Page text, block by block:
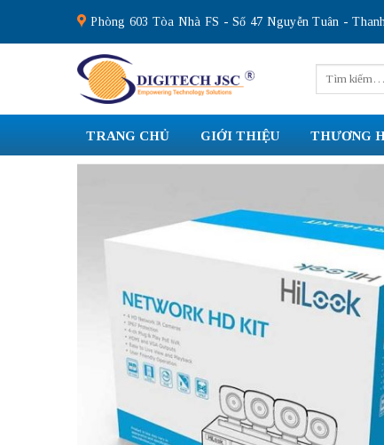
content
Phòng 603 Tòa Nhà FS - Số 47 Nguyễn Tuân -
kiếm:
TRANG CHỦ GIỚI THIỆU THƯƠNG